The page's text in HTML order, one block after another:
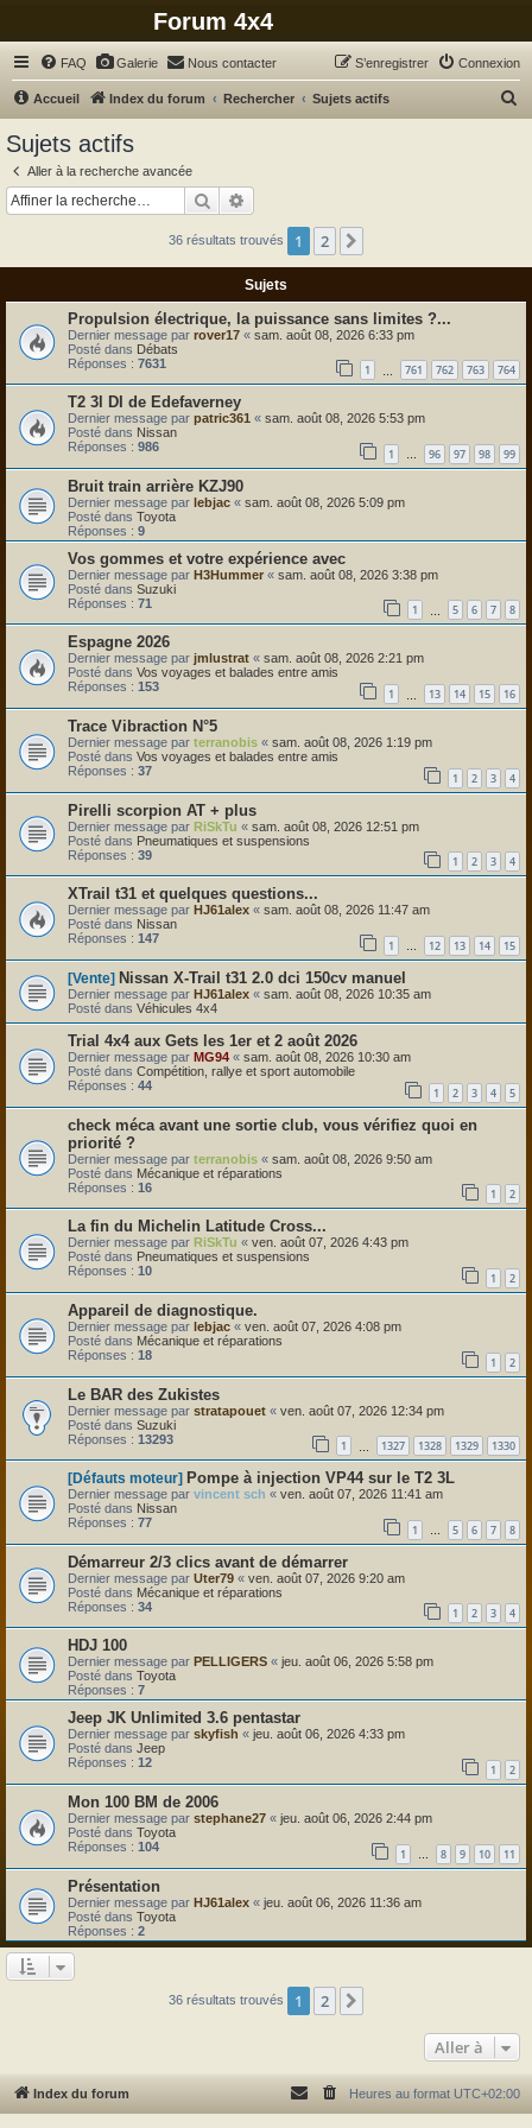
Forum 4x4
FAQ Galerie Nous contacter Connexion
S’enregistrer
Accueil Index du forum Rechercher Sujets actifs
c
Sujets actifs
Aller à la recherche avancée
Rechercher
36 résultats trouvés 1 2
Sujets
Propulsion électrique, la puissance sans limites ?...
Dernier message par rover17 « sam. août 08, 2026 6:33 pm
Posté dans Débats
Réponses : 7631 1 761 762 763 764
T2 3l DI de Edefaverney
Dernier message par patric361 « sam. août 08, 2026 5:53 pm
Posté dans Nissan
Réponses : 986 1 … 96 97 98 99
Bruit train arrière KZJ90
Dernier message par lebjac « sam. août 08, 2026 5:09 pm
Posté dans Toyota
Réponses : 9
Vos gommes et votre expérience avec
Dernier message par H3Hummer « sam. août 08, 2026 3:38 pm
Posté dans Suzuki
Réponses : 71 1 5 6 7 8
Espagne 2026
Dernier message par jmlustrat « sam. août 08, 2026 2:21 pm
Posté dans Vos voyages et balades entre amis
Réponses : 153 1 13 14 15 16
Trace Vibraction N°5
Dernier message par terranobis « sam. août 08, 2026 1:19 pm
Posté dans Vos voyages et balades entre amis
Réponses : 37 1 2 3 4
Pirelli scorpion AT + plus
Dernier message par RiSkTu « sam. août 08, 2026 12:51 pm
Posté dans Pneumatiques et suspensions
Réponses : 39 1 2 3 4
XTrail t31 et quelques questions...
Dernier message par HJ61alex « sam. août 08, 2026 11:47 am
Posté dans Nissan
Réponses : 147 1 … 12 13 14 15
[Vente] Nissan X-Trail t31 2.0 dci 150cv manuel
Dernier message par HJ61alex « sam. août 08, 2026 10:35 am
Posté dans Véhicules 4x4
Trial 4x4 aux Gets les 1er et 2 août 2026
Dernier message par MG94 « sam. août 08, 2026 10:30 am
Posté dans Compétition, rallye et sport automobile
Réponses : 44 1 2 3 4 5
check méca avant une sortie club, vous vérifiez quoi en
priorité ?
Dernier message par terranobis « sam. août 08, 2026 9:50 am
Posté dans Mécanique et réparations
Réponses : 16 1 2
La fin du Michelin Latitude Cross...
Dernier message par RiSkTu « ven. août 07, 2026 4:43 pm
Posté dans Pneumatiques et suspensions
Réponses : 10 1 2
Appareil de diagnostique.
Dernier message par lebjac « ven. août 07, 2026 4:08 pm
Posté dans Mécanique et réparations
Réponses : 18 1 2
Le BAR des Zukistes
Dernier message par stratapouet « ven. août 07, 2026 12:34 pm
Posté dans Suzuki
Réponses : 13293 1 1327 1328 1329 1330
[Défauts moteur] Pompe à injection VP44 sur le T2 3L
Dernier message par vincent sch « ven. août 07, 2026 11:41 am
Posté dans Nissan
Réponses : 77 1 … 5 6 7 8
Démarreur 2/3 clics avant de démarrer
Dernier message par Uter79 « ven. août 07, 2026 9:20 am
Posté dans Mécanique et réparations
Réponses : 34 1 2 3 4
HDJ 100
Dernier message par PELLIGERS « jeu. août 06, 2026 5:58 pm
Posté dans Toyota
Réponses : 7
Jeep JK Unlimited 3.6 pentastar
Dernier message par skyfish « jeu. août 06, 2026 4:33 pm
Posté dans Jeep
Réponses : 12 1 2
Mon 100 BM de 2006
Dernier message par stephane27 « jeu. août 06, 2026 2:44 pm
Posté dans Toyota
Réponses : 104 1 … 8 9 10 11
Présentation
Dernier message par HJ61alex « jeu. août 06, 2026 11:36 am
Posté dans Toyota
Réponses : 2
36 résultats trouvés 1 2
Aller à
Index du forum Heures au format UTC+02:00